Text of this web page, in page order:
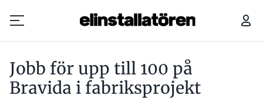
Prenumerera
Jobb för upp till 100 på
Bravida i fabriksprojekt